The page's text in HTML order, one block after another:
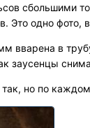
сбольшими
Это одно
вварена в
заусенцы
но по